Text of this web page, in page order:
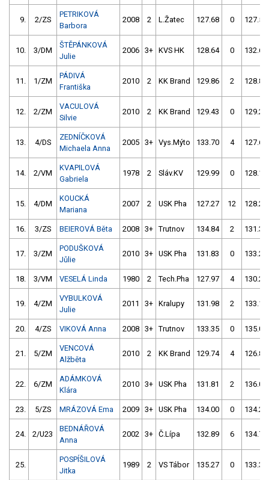
9. 2/ZS
PETRIKOVÁ
Barbora
2008 2 L.Žatec 127.68 0 127.51
10. 3/DM
ŠTĚPÁNKOVÁ
Julie
2006 3+ KVS HK 128.64 0 132.64
11. 1/ZM
PÁDIVÁ
Františka
2010 2 KK Brand 129.86 2 128.87
12. 2/ZM
VACULOVÁ
Silvie
2010 2 KK Brand 129.43 0 129.25
13. 4/DS
ZEDNÍČKOVÁ
Michaela Anna
2005 3+ Vys.Mýto 133.70 4 127.62
14. 2/VM
KVAPILOVÁ
Gabriela
1978 2 Sláv.KV 129.99 0 128.10
15. 4/DM
KOUCKÁ
Mariana
2007 2 USK Pha 127.27 12 128.24
16. 3/ZS BEIEROVÁ Běta 2008 3+ Trutnov 134.84 2 131.34
17. 3/ZM
PODUŠKOVÁ
Jůlie
2010 3+ USK Pha 131.83 0 133.23
18. 3/VM VESELÁ Linda 1980 2 Tech.Pha 127.97 4 130.25
19. 4/ZM
VYBULKOVÁ
Julie
2011 3+ Kralupy 131.98 2 133.12
20. 4/ZS VIKOVÁ Anna 2008 3+ Trutnov 133.35 0 135.01
21. 5/ZM
VENCOVÁ
Alžběta
2010 2 KK Brand 129.74 4 126.87
22. 6/ZM
ADÁMKOVÁ
Klára
2010 3+ USK Pha 131.81 2 136.06
23. 5/ZS MRÁZOVÁ Ema 2009 3+ USK Pha 134.00 0 134.21
24. 2/U23
BEDNÁŘOVÁ
Anna
2002 3+ Č.Lípa 132.89 6 134.72
25.
POSPÍŠILOVÁ
Jitka
1989 2 VS Tábor 135.27 0 133.34